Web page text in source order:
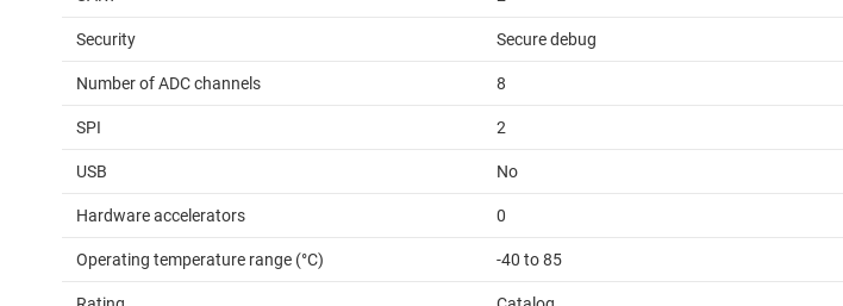
Security Secure debug
Number of ADC channels 8
SPI 2
USB No
Hardware accelerators 0
Operating temperature range (°C) -40 to 85